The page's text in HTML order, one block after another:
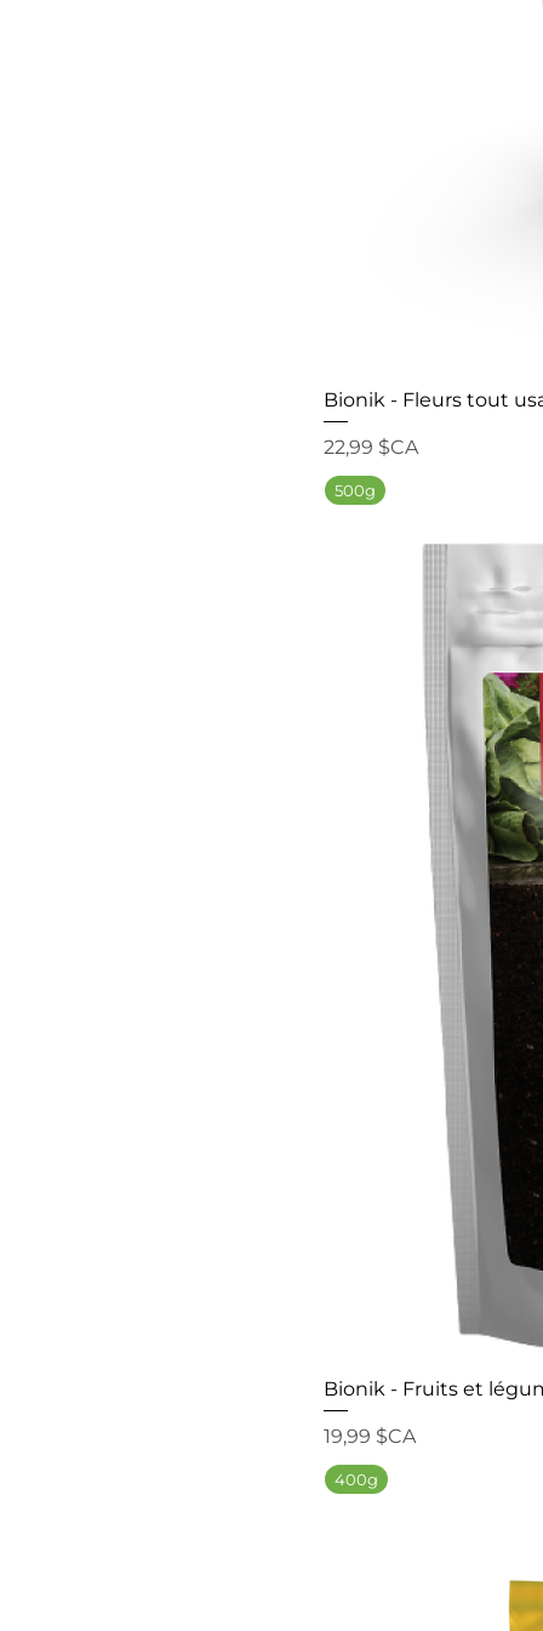
Bionik - Fleurs tout
Prix
22,99 $CA
500g
Bionik - Fruits et
Prix
19,99 $CA
400g